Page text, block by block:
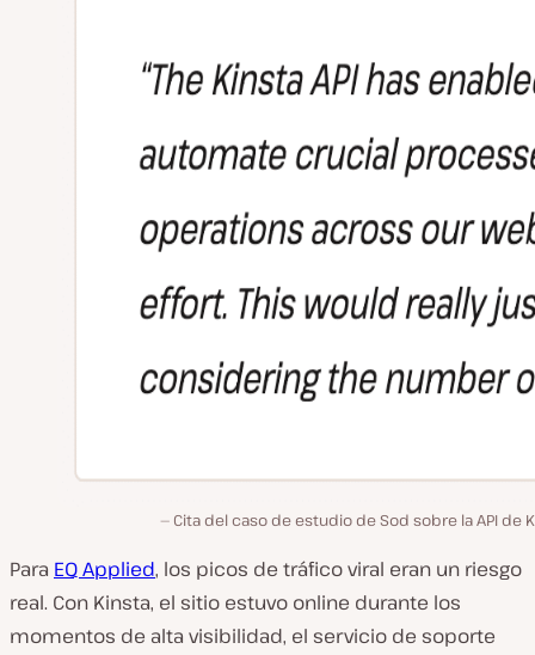
Cita del caso de estudio de Sod sobre la API de
Para EQ Applied, los picos de tráfico viral eran un riesgo
real. Con Kinsta, el sitio estuvo online durante los
momentos de alta visibilidad, el servicio de soporte